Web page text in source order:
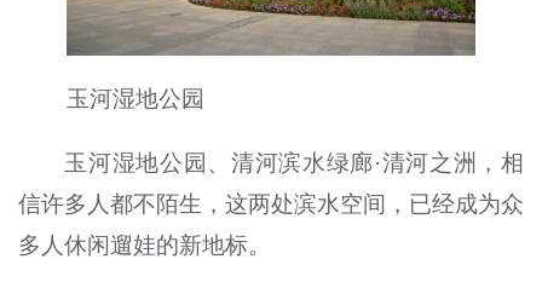
玉河湿地公园
玉河湿地公园、清河滨水绿廊·清河之洲，相
信许多人都不陌生，这两处滨水空间，已经成为众
多人休闲遛娃的新地标。